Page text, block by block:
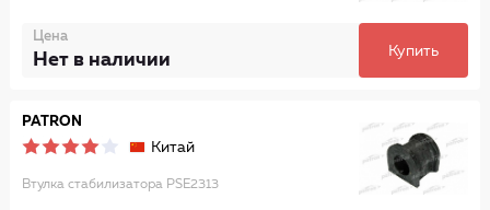
Цена
Нет в наличии Купить
PATRON
Китай
Втулка стабилизатора PSE2313